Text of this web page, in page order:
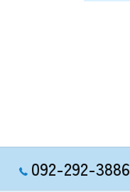
092-292-3886